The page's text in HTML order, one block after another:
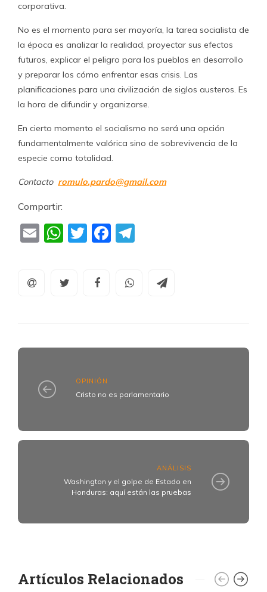
corporativa.
No es el momento para ser mayoría, la tarea socialista de
la época es analizar la realidad, proyectar sus efectos
futuros, explicar el peligro para los pueblos en desarrollo
y preparar los cómo enfrentar esas crisis. Las
planificaciones para una civilización de siglos austeros. Es
la hora de difundir y organizarse.
En cierto momento el socialismo no será una opción
fundamentalmente valórica sino de sobrevivencia de la
especie como totalidad.
Contacto romulo.pardo@gmail.com
Compartir:
EmailWhatsApp
TwitterFacebook
OPINIÓN
Cristo no es parlamentario
ANÁLISIS
Washington y el golpe de Estado en
Honduras: aquí están las pruebas
Artículos Relacionados